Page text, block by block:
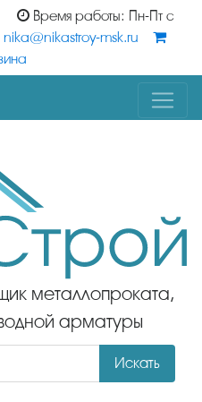
Время работы: Пн-Пт с
nika@nikastroy-msk.ru
металлопроката,
арматуры
Искать